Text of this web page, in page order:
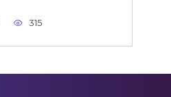
315